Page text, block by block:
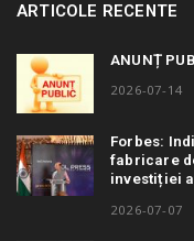
ARTICOLE RECENTE
ANUNȚ
2026-07-14
Forbes:
fabricare
investiției
2026-07-07